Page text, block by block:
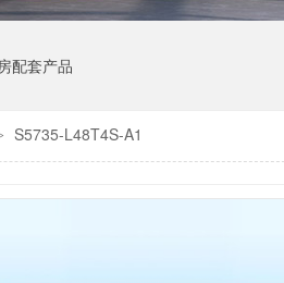
配套产品
S5735-L48T4S-A1